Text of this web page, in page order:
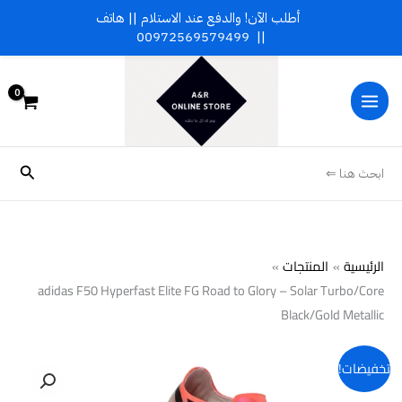
المحتوى
ابحث هنا ⇐
الرئيسية
المنتجات
adidas F50 Hyperfast Elite FG Road to Glory – Solar Turbo/Core
Black/Gold Metallic
تخفيضات!
كمية
adidas
أطلب الآن! والدفع عند الاستلام || هاتف
||
00972569579499